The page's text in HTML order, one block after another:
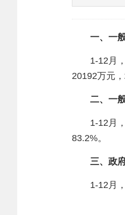
一、一
1-12月
20192万元
二、一
1-12月
83.2%。
三、政
1-12月